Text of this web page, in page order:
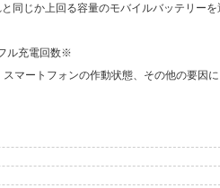
同じか上回る容量のモバイルバッテリーを
ル充電回数※
マートフォンの作動状態、その他の要因